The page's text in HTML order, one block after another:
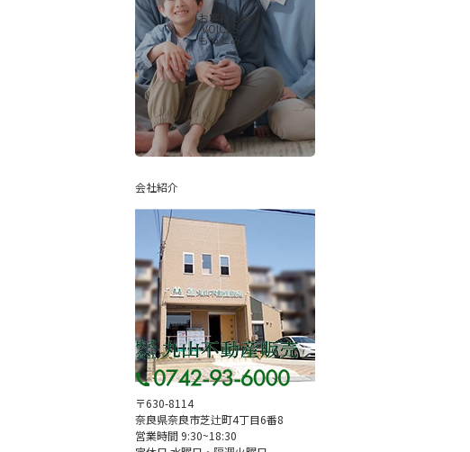
お客様の声
-VOICES-
もっとみる
会社紹介
〒630-8114
奈良県奈良市芝辻町4丁目6番8
営業時間 9:30~18:30